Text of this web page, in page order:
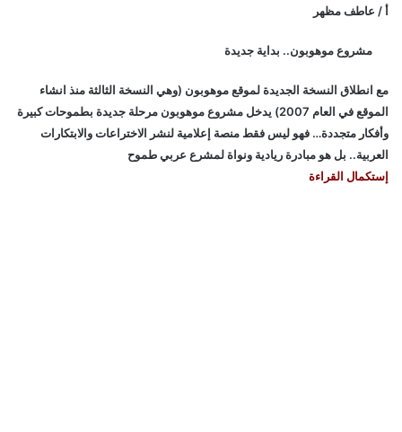
أ / عاطف مظهر
مشروع موهوبون.. بداية جديدة
مع انطلاق النسخة الجديدة لموقع موهوبون (وهي النسخة الثالثة منذ انشاء
الموقع في العام 2007) يدخل مشروع موهوبون مرحلة جديدة بطموحات كبيرة
وأفكار متجددة… فهو ليس فقط منصة إعلامية لنشر الاختراعات والابتكارات
العربية.. بل هو مبادرة ريادية ونواة لمشرع عربي طموح
إستكمال القراءة